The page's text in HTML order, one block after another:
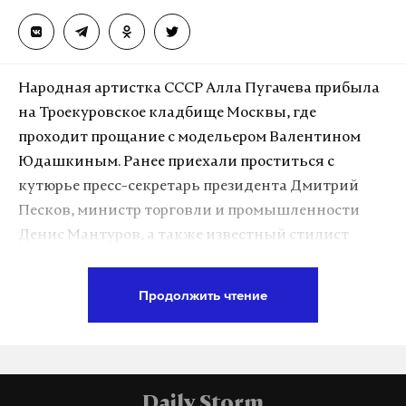
работает там, где тормозит интернет.
А еще мы есть вTelegram
Макс Telegram
Дзен VK
Народная артистка СССР Алла Пугачева прибыла
на Троекуровское кладбище Москвы, где
проходит прощание с модельером Валентином
Юдашкиным. Ранее приехали проститься с
кутюрье пресс-секретарь президента Дмитрий
Песков, министр торговли и промышленности
Денис Мантуров, а также известный стилист
А еще мы есть вTelegram,ДзениVK.
Продолжить чтение